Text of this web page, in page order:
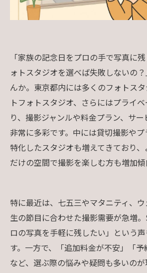
「家族の記念日をプロの手で写真に
ォトスタジオを選べば失敗しないの
んか。東京都内には多くのフォトス
トフォトスタジオ、さらにはプライ
り、撮影ジャンルや料金プラン、サ
非常に多彩です。中には貸切撮影や
特化したスタジオも増えてきており
だけの空間で撮影を楽しむ方も増加傾
特に最近は、七五三やマタニティ、
生の節目に合わせた撮影需要が急増
ロの写真を手軽に残したい」という
す。一方で、「追加料金が不安」「予
など、選ぶ際の悩みや疑問も多いのが